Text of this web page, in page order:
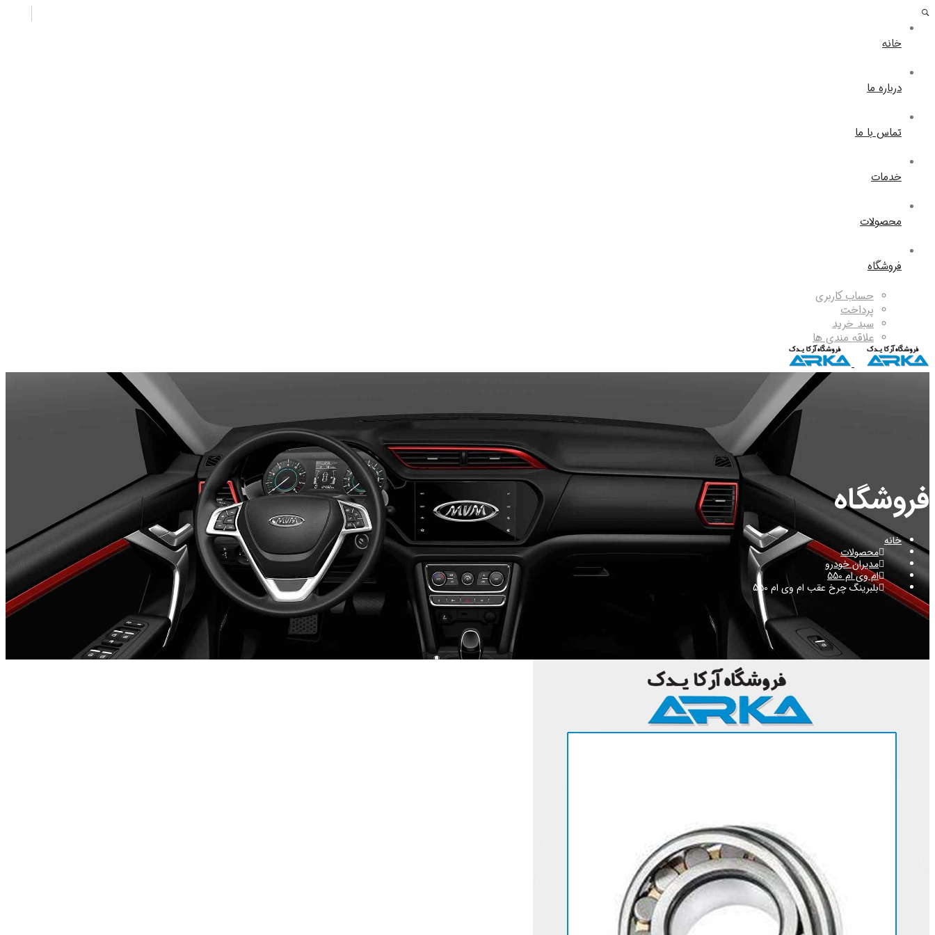
خانه
درباره ما
تماس با ما
خدمات
محصولات
فروشگاه
حساب کاربری
پرداخت
سبد خرید
علاقه مندی ها
فروشگاه
خانه
محصولات
مدیران خودرو
ام وی ام 550
بلبرینگ چرخ عقب ام وی ام 550